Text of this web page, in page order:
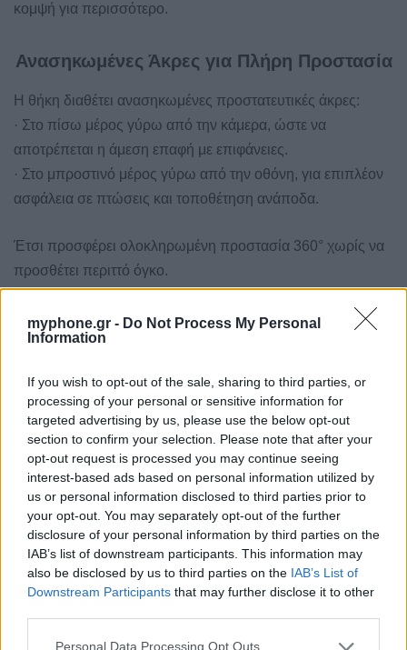
myphone.gr - Do Not Process My Personal
Information
If you wish to opt-out of the sale, sharing to third parties, or
processing of your personal or sensitive information for
targeted advertising by us, please use the below opt-out
section to confirm your selection. Please note that after your
opt-out request is processed you may continue seeing
interest-based ads based on personal information utilized by
us or personal information disclosed to third parties prior to
your opt-out. You may separately opt-out of the further
disclosure of your personal information by third parties on the
IAB’s list of downstream participants. This information may
also be disclosed by us to third parties on the IAB’s List of
Downstream Participants that may further disclose it to other
Personal Data Processing Opt Outs
κομψή για περισσότερο.
Ανασηκωμένες Άκρες για Πλήρη Προστασία
Η θήκη διαθέτει ανασηκωμένες προστατευτικές άκρες:
· Στο πίσω μέρος γύρω από την κάμερα, ώστε να
αποτρέπεται η άμεση επαφή με επιφάνειες.
· Στο μπροστινό μέρος γύρω από την οθόνη, για επιπλέον
ασφάλεια σε πτώσεις και τοποθέτηση ανάποδα.
Έτσι προσφέρει ολοκληρωμένη προστασία 360° χωρίς να
προσθέτει περιττό όγκο.
Μοντέρνος Σχεδιασμός
& Χρώματα που ξεχωρίζουν
Η ευδιάκριτη honeycomb υφή δίνει στη θήκη μια μοντέρνα,
τεχνολογική εμφάνιση.
Διατίθεται σε 6 δυναμικά χρώματα (Μαύρο, Μπλε, Πράσινο,
Καφέ, Ροζ, και Πορτοκαλί), ιδανικά για όσους θέλουν
προστασία, αλλά και στυλ.
Ιδανική για:
Καθημερινή χρήση.